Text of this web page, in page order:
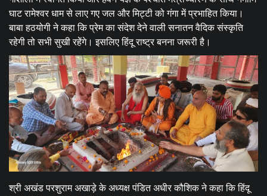
घाट रामेश्वर धाम से लाए गए जल और मिट्टी को गंगा में प्रभाहित किया।
बाबा हठयोगी ने कहा कि प्रेम का संदेश देने वाली सनातन वैदिक संस्कृति
रहेगी तो सभी सुखी रहेेंगे। इसलिए हिंदू राष्ट्र बनना जरूरी है।
श्री अखंड परशुराम अखाड़े के अध्यक्ष पंडित अधीर कौशिक ने कहा कि हिंदू